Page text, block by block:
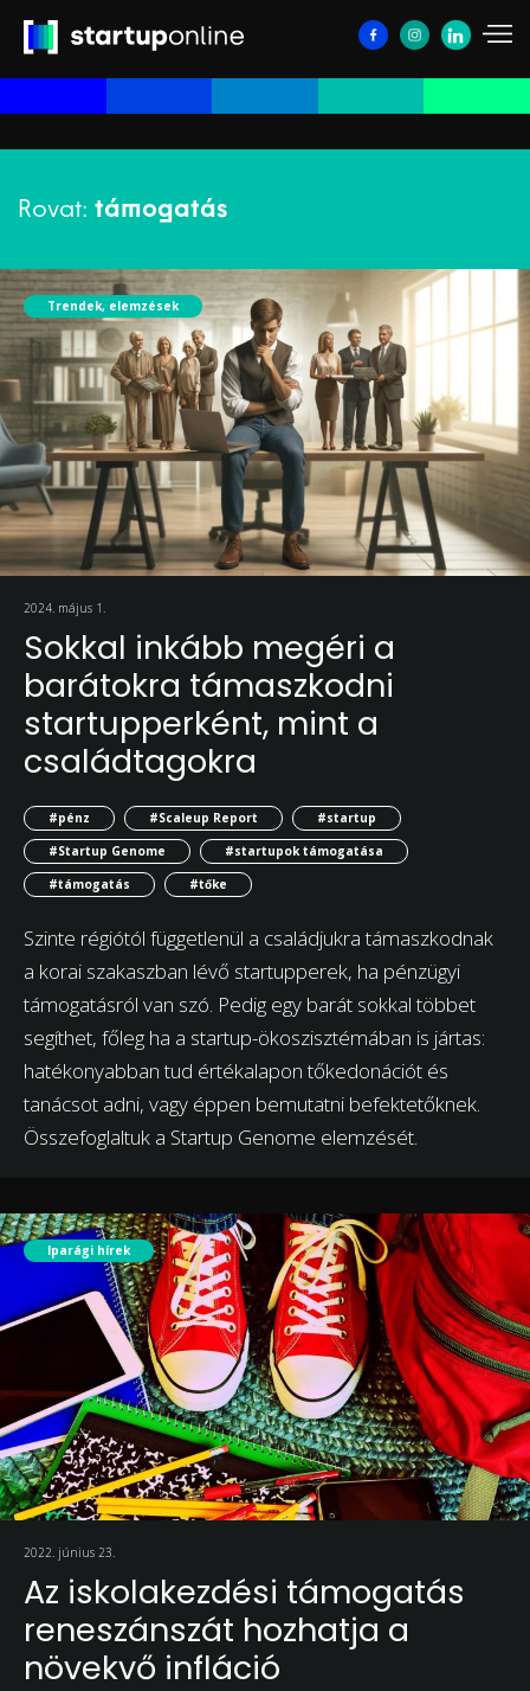
Rovat: támogatás
Trendek, elemzések
2024. május 1.
Sokkal inkább megéri a
barátokra támaszkodni
startupperként, mint a
családtagokra
#pénz #Scaleup Report
#startup
#Startup Genome
#startupok támogatása
#támogatás
#tőke
Szinte régiótól függetlenül a családjukra támaszkodnak
a korai szakaszban lévő startupperek, ha pénzügyi
támogatásról van szó. Pedig egy barát sokkal többet
segíthet, főleg ha a startup-ökoszisztémában is jártas:
hatékonyabban tud értékalapon tőkedonációt és
tanácsot adni, vagy éppen bemutatni befektetőknek.
Összefoglaltuk a Startup Genome elemzését.
Iparági hírek
2022. június 23.
Az iskolakezdési támogatás
reneszánszát hozhatja a
növekvő infláció